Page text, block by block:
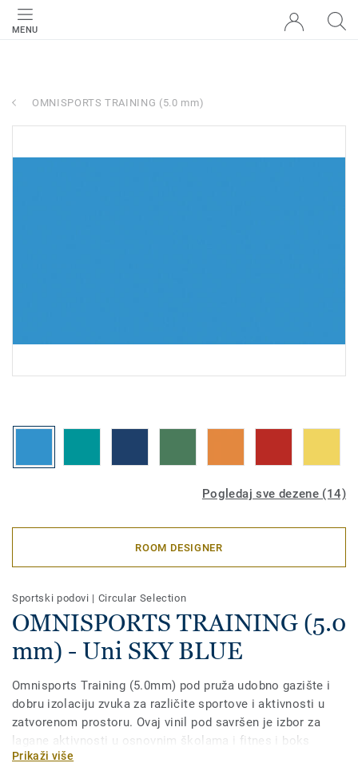
MENU
OMNISPORTS TRAINING (5.0 mm)
Pogledaj sve dezene (14)
ROOM DESIGNER
Sportski podovi | Circular Selection
OMNISPORTS TRAINING (5.0
mm) - Uni SKY BLUE
Omnisports Training (5.0mm) pod pruža udobno gazište i
dobru izolaciju zvuka za različite sportove i aktivnosti u
zatvorenom prostoru. Ovaj vinil pod savršen je izbor za
lagane aktivnosti u osnovnim školama i fitnes i boks
klubovima. Tretiran je našom jedinstvenom Top Clean XP
Prikaži više